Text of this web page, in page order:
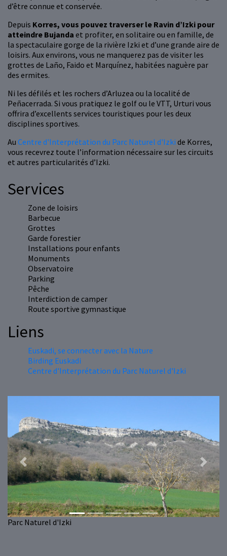
d’être connue et conservée.
Depuis Korres, vous pouvez traverser le Ravin d’Izki pour
atteindre Bujanda et profiter, en solitaire ou en famille, de
la spectaculaire gorge de la rivière Izki et d’une grande aire de
loisirs. Aux environs, vous ne manquerez pas de visiter les
grottes de Laño, Faido et Marquínez, habitées naguère par
des ermites.
Ni les défilés et les rochers d’Arluzea ou la localité de
Peñacerrada. Si vous pratiquez le golf ou le VTT, Urturi vous
offrira d’excellents services touristiques pour les deux
disciplines sportives.
Au Centre d'Interprétation du Parc Naturel d'Izki de Korres,
vous recevrez toute l’information nécessaire sur les circuits
et autres particularités d’Izki.
Services
Zone de loisirs
Barbecue
Grottes
Garde forestier
Installations pour enfants
Monuments
Observatoire
Parking
Pêche
Interdiction de camper
Route sportive gymnastique
Liens
Euskadi, se connecter avec la Nature
Birding Euskadi
Centre d'Interprétation du Parc Naturel d'Izki
Parc Naturel d'Izki
Previous Next